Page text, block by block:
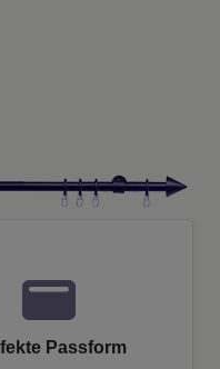
Passform